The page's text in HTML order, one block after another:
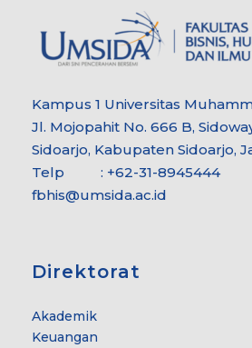
Kampus 1 Universitas
Jl. Mojopahit No. 666 B,
Sidoarjo, Kabupaten Sidoarjo,
Telp : +62-31-8945444
fbhis@umsida.ac.id
Direktorat
Akademik
Keuangan